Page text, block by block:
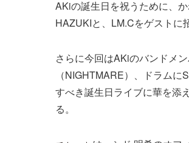
AKiの誕生日を祝うために、
HAZUKIと、LM.Cをゲストに
さらに今回はAKiのバンドメ
（NIGHTMARE）、ドラム
すべき誕生日ライブに華を添
る。